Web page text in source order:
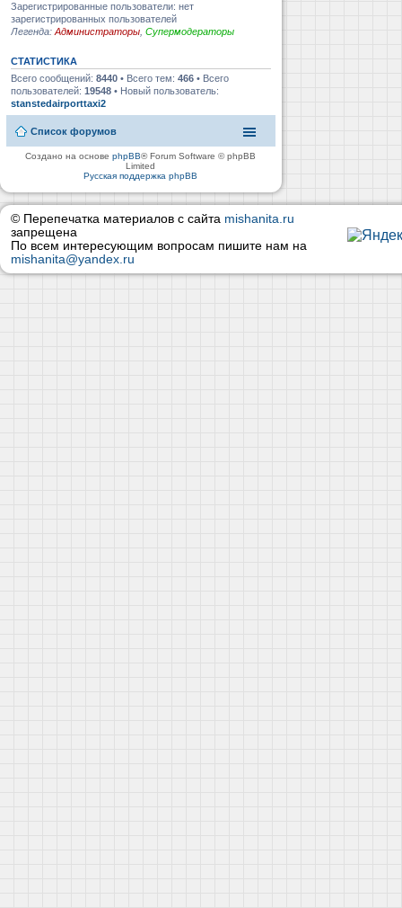
Зарегистрированные пользователи: нет
зарегистрированных пользователей
Легенда: Администраторы Супермодераторы
СТАТИСТИКА
Всего сообщений: 8440 • Всего тем: 466 • Всего
пользователей: 19548 • Новый пользователь:
stanstedairporttaxi2
Список форумов
Создано на основеphpBB® Forum Software © phpBB
Limited
Русская поддержка phpBB
© Перепечатка материалов с сайта mishanita.ru
запрещена
По всем интересующим вопросам пишите нам на
mishanita@yandex.ru